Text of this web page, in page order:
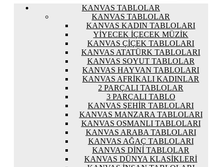
KANVAS TABLOLAR
KANVAS TABLOLAR
KANVAS KADIN TABLOLARI
YIYECEK İÇECEK MÜZIK
KANVAS ÇIÇEK TABLOLARI
KANVAS ATATÜRK TABLOLARI
KANVAS SOYUT TABLOLAR
KANVAS HAYVAN TABLOLARI
KANVAS AFRIKALI KADINLAR
2 PARÇALI TABLOLAR
3 PARÇALI TABLO
KANVAS ŞEHIR TABLOLARI
KANVAS MANZARA TABLOLARI
KANVAS OSMANLI TABLOLARI
KANVAS ARABA TABLOLARI
KANVAS AĞAÇ TABLOLARI
KANVAS DINI TABLOLAR
KANVAS DÜNYA KLASIKLERI